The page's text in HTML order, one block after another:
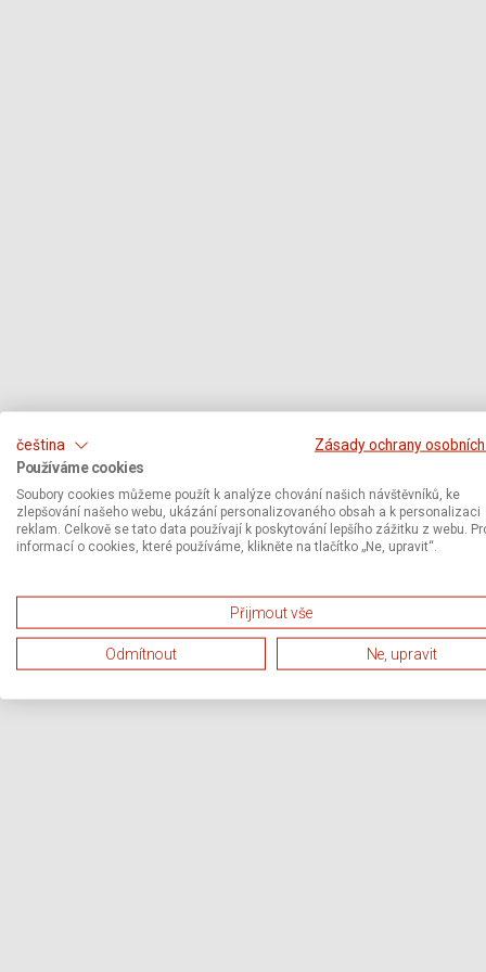
čeština
Zásady ochrany
Používáme cookies
Soubory cookies můžeme použít k analýze chování našich návštěvníků, ke
zlepšování našeho webu, ukázání personalizovaného obsah a k personalizaci
reklam. Celkově se tato data používají k poskytování lepšího zážitku z webu.
informací o cookies, které používáme, klikněte na tlačítko „Ne, upravit“.
Přijmout vše
Odmítnout Ne, upravit